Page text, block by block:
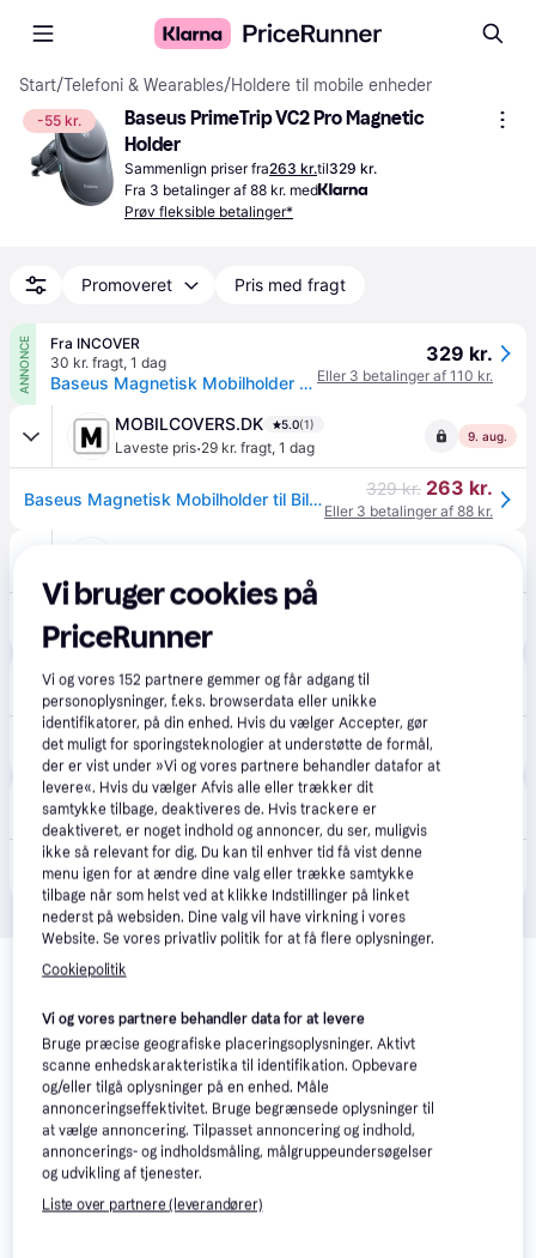
Start/Telefoni & Wearables/Holdere til mobile enheder
-55 kr.
Baseus PrimeTrip VC2 Pro Magnetic
Holder
Sammenlign priser fra263 kr.til329 kr.
Fra 3 betalinger af 88 kr. med
Prøv fleksible betalinger*
Promoveret Pris med fragt
ANNONCE
Fra INCOVER
30 kr. fragt, 1 dag
Baseus Magnetisk Mobilholder til Bil til Ventilationsristen - Trådløs Opladning - Blæser - MagSafe Kompatibel - Sort
329 kr.
Eller 3 betalinger af 110 kr.
MOBILCOVERS.DK 5.0(1)
Laveste pris·29 kr. fragt, 1 dag
9. aug.
Baseus Magnetisk Mobilholder til Bil m. Trådløs Opladning & Blæser - Ventilationsrist - MagSafe Kompatibel - Sort 329 kr. 263 kr.
Eller 3 betalinger af 88 kr.
Proshop.dk 4.8(1280)
Bestillingsvare
Baseus PrimeTrip VC2 Pro Magnetic Holder with Qi2.2 Charger and Air Vent Fan - Black
Eller 3 betalinger af 94 kr.
CS MEGASTORE (1861)
Bestillingsvare
(ComputerSalg) Trådløs biloplader Baseus PrimeTrip VC2 Pro 25W 1.67A sort C0013N00
Eller 3 betalinger af 94 kr.
Relaterede produkter
interesser. Vis alle
Populær
Vi bruger cookies på
PriceRunner
Vi og vores152 partnere gemmer og får adgang til
personoplysninger, f.eks. browserdata eller unikke
identifikatorer, på din enhed. Hvis du vælger Accepter, gør
det muligt for sporingsteknologier at understøtte de formål,
der er vist under »Vi og vores partnere behandler datafor at
levere«. Hvis du vælger Afvis alle eller trækker dit
samtykke tilbage, deaktiveres de. Hvis trackere er
deaktiveret, er noget indhold og annoncer, du ser, muligvis
ikke så relevant for dig. Du kan til enhver tid få vist denne
menu igen for at ændre dine valg eller trække samtykke
tilbage når som helst ved at klikke Indstillinger på linket
nederst på websiden. Dine valg vil have virkning i vores
Website. Se vores privatliv politik for at få flere oplysninger.
Cookiepolitik
Vi og vores partnere behandler data for at levere
Bruge præcise geografiske placeringsoplysninger. Aktivt
scanne enhedskarakteristika til identifikation. Opbevare
og/eller tilgå oplysninger på en enhed. Måle
annonceringseffektivitet. Bruge begrænsede oplysninger til
at vælge annoncering. Tilpasset annoncering og indhold,
annoncerings- og indholdsmåling, målgruppeundersøgelser
og udvikling af tjenester.
Liste over partnere (leverandører)